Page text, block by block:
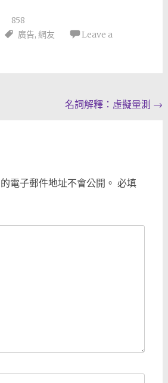
858
廣告, 網友
Leave a
名詞解釋：虛擬量測 →
電子郵件地址不會公開。 必填